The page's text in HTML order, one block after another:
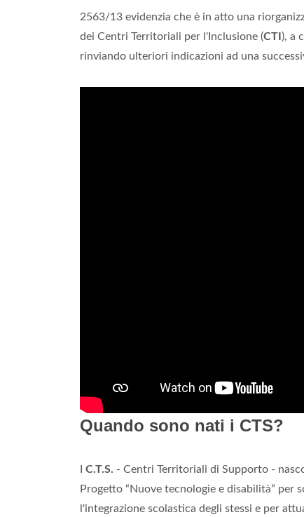
2563/13 evidenzia che è in atto una
dei Centri Territoriali per l'Inclusione (CTI ), a
rinviando ulteriori indicazioni ad una
Quando sono nati i CTS?
C.T.S. - Centri Territoriali di Supporto -
Progetto “Nuove tecnologie e disabilità” per
l'integrazione scolastica degli stessi e per